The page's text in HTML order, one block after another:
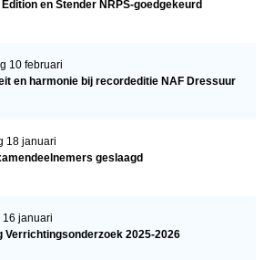
Edition en Stender NRPS-goedgekeurd
10 februari
en harmonie bij recordeditie NAF Dressuur
18 januari
geslaagd
januari
Verrichtingsonderzoek 2025-2026